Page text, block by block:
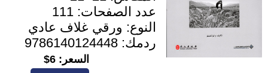
عدد الصفحات: 111
النوع: ورقي غلاف عادي
ردمك: 9786140124448
السعر: 6$